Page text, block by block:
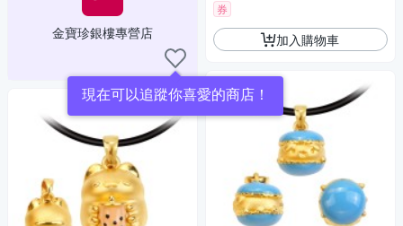
金寶珍銀樓專營店
現在可以追蹤你喜愛的商店！
券
加入購物車